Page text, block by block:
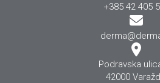
+385 42 405
Podravska
42000